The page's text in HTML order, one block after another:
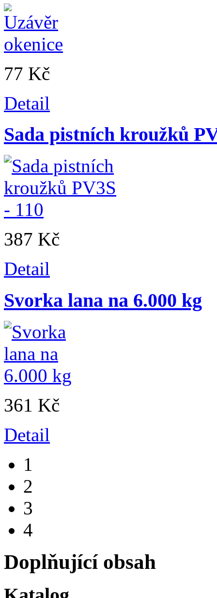
77 Kč
Detail
Sada pistních kroužků
387 Kč
Detail
Svorka lana na 6.000 kg
361 Kč
Detail
1
2
3
4
Doplňující obsah